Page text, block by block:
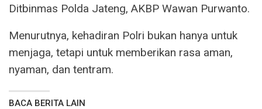
Ditbinmas Polda Jateng, AKBP Wawan Purwanto.
Menurutnya, kehadiran Polri bukan hanya untuk
menjaga, tetapi untuk memberikan rasa aman,
nyaman, dan tentram.
BACA BERITA LAIN